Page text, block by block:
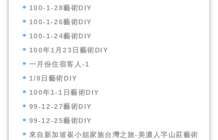
100-1-28藝術DIY
100-1-26藝術DIY
100-1-24藝術DIY
100年1月23日藝術DIY
一月份住宿客人-1
1/8日藝術DIY
100年1-1日藝術DIY
99-12-27藝術DIY
99-12-25藝術DIY
來自新加坡崔小姐家族台灣之旅-美濃人字山莊藝術